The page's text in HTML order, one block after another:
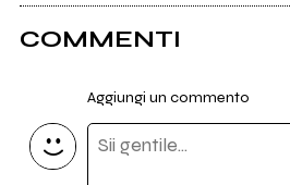
COMMENTI
Aggiungi un commento